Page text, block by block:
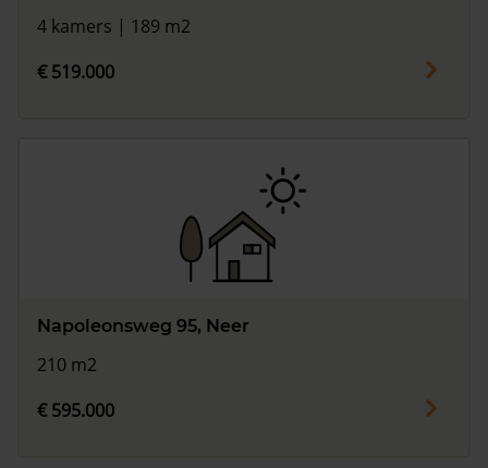
4 kamers | 189 m2
€ 519.000
Napoleonsweg 95, Neer
210 m2
€ 595.000